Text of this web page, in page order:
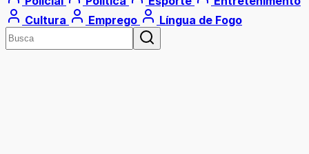
Cultura
Emprego Língua de Fogo